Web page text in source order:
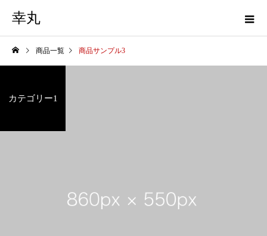
幸丸
商品一覧 商品サンプル3
カテゴリー1